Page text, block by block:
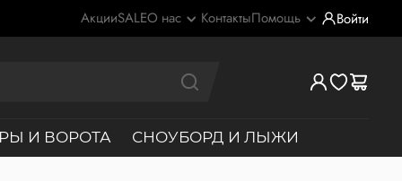
АкцииSALEО нас КонтактыПомощь Войти
И ВОРОТА СНОУБОРД И ЛЫЖИ